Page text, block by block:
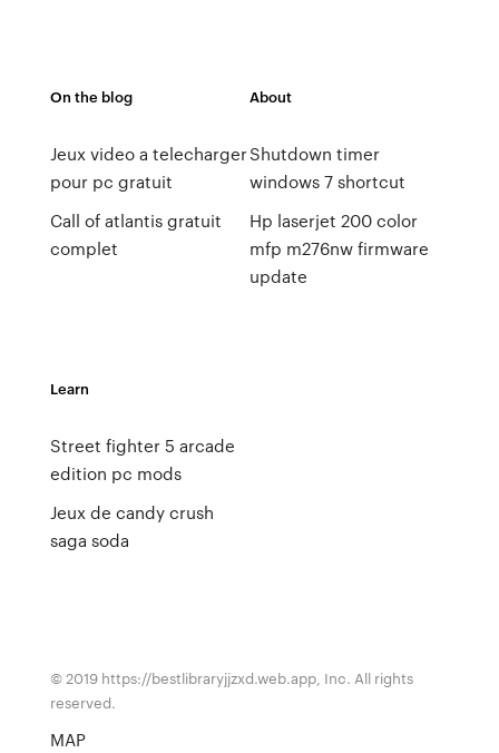
On the blog
Jeux video a telecharger
pour pc gratuit
Call of atlantis gratuit
complet
About
Shutdown timer
windows 7 shortcut
Hp laserjet 200 color
mfp m276nw firmware
update
Learn
Street fighter 5 arcade
edition pc mods
Jeux de candy crush
saga soda
© 2019 https://bestlibraryjjzxd.web.app, Inc. All rights
reserved.
MAP